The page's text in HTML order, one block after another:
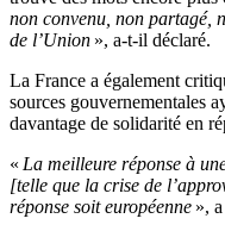
non convenu, non partagé,
de l’Union », a-t-il déclaré.
La France a également
sources gouvernementales
davantage de solidarité en
« La meilleure réponse à
[telle que la crise de
réponse soit européenne »,